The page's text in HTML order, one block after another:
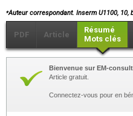
⁎Auteur correspondant. Inserm U1100, 10,
PDF Article
Résumé
Mots clés
Bienvenue sur EM-
Article gratuit.
Connectez-vous pour en